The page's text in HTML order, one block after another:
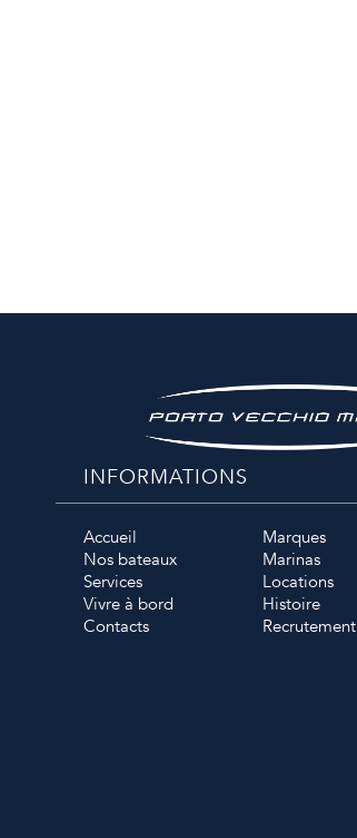
INFORMATIONS
Accueil
Marques
Nos bateaux
Marinas
Services
Locations
Vivre à bord
Histoire
Contacts
Recrutement